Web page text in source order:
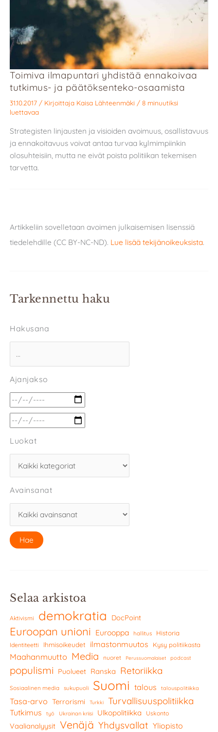
Toimiva ilmapuntari yhdistää ennakoivaa
tutkimus- ja päätöksenteko-osaamista
31.10.2017 / Kirjoittaja Kaisa Lähteenmäki / 8 minuutiksi
luettavaa
Strategisten linjausten ja visioiden avoimuus, osallistavuus
ja ennakoitavuus voivat antaa turvaa kylmimpiinkin
olosuhteisiin, mutta ne eivät poista politiikan tekemisen
tarvetta.
Artikkeliin sovelletaan avoimen julkaisemisen lisenssiä
tiedelehdille (CC BY-NC-ND). Lue lisää tekijänoikeuksista.
Tarkennettu haku
Hakusana
Ajanjakso
Luokat
Avainsanat
Selaa arkistoa
Aktivismi demokratia DocPoint
Euroopan unioni Eurooppa hallitus Historia
Identiteetti Ihmisoikeudet ilmastonmuutos Kysy politiikasta
Maahanmuutto Media nuoret Perussuomalaiset podcast
populismi Puolueet Ranska Retoriikka
Sosiaalinen media sukupuoli Suomi talous talouspolitiikka
Tasa-arvo Terrorismi Turkki Turvallisuuspolitiikka
Tutkimus työ Ukrainan kriisi Ulkopolitiikka Uskonto
Vaalianalyysit Venäjä Yhdysvallat Yliopisto